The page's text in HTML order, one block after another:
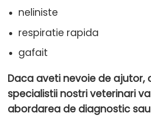
neliniste
respiratie rapida
gafait
Daca aveti nevoie de ajutor,
specialistii nostri veterinari
abordarea de diagnostic